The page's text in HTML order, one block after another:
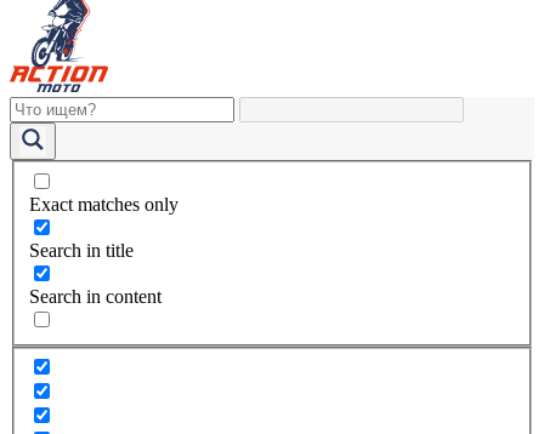
Exact matches only
Search in title
Search in content